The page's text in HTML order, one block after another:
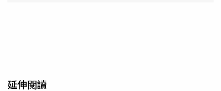
延伸閱讀